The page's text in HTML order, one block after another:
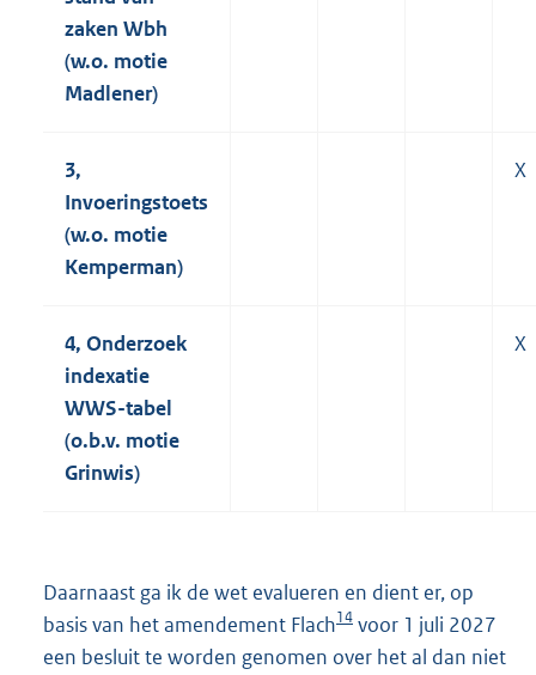
zaken Wbh
(w.o. motie
Madlener)
3,
Invoeringstoets
(w.o. motie
Kemperman)
X
4, Onderzoek
indexatie
WWS-tabel
(o.b.v. motie
Grinwis)
X
Daarnaast ga ik de wet evalueren en dient er, op
basis van het amendement Flach14 voor 1 juli 2027
een besluit te worden genomen over het al dan niet